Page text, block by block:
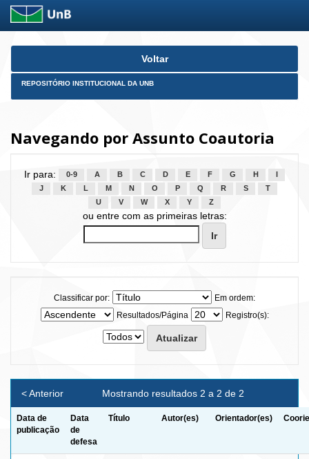
Skip
Voltar
REPOSITÓRIO INSTITUCIONAL DA UNB
Navegando por Assunto Coautoria
Ir para: 0-9 A B C D E F G H
J
K L M N O P Q R S
T
U
V W X Y Z
ou entre com as primeiras letras:
Classificar por:
Em ordem:
Resultados/Página
Registro(s):
Mostrando resultados 2 a 2 de 2
< Anterior
Data de
publicação
Data
de
defesa
Título Autor(es) Orientador(es)